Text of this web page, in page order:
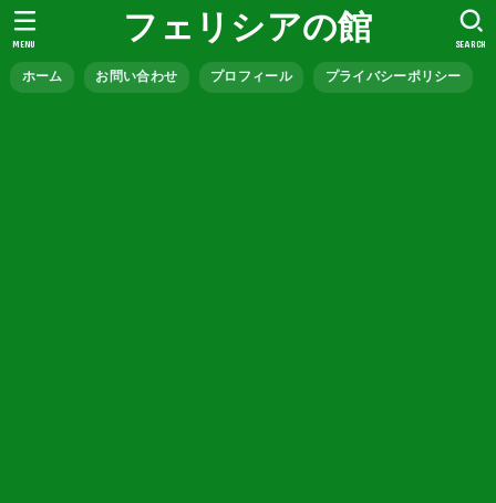
フェリシアの館
ホーム お問い合わせ プロフィール プライバシーポリシー
SEARCH
MENU